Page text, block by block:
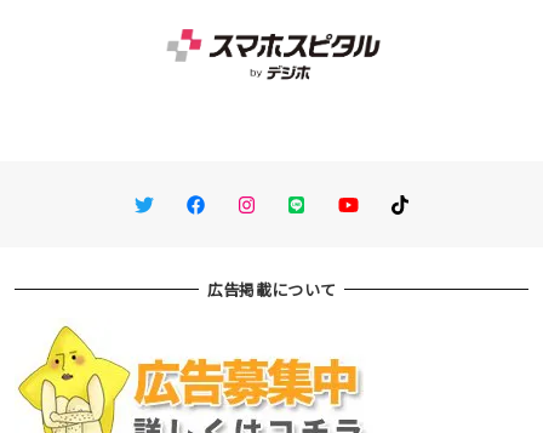
TwitterFacebookInstagram
LINE You TubeTikTok
広告掲載について